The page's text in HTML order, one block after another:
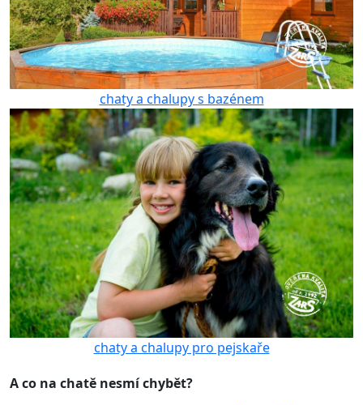
chaty a chalupy s bazénem
chaty a chalupy pro pejskaře
A co na chatě nesmí chybět?